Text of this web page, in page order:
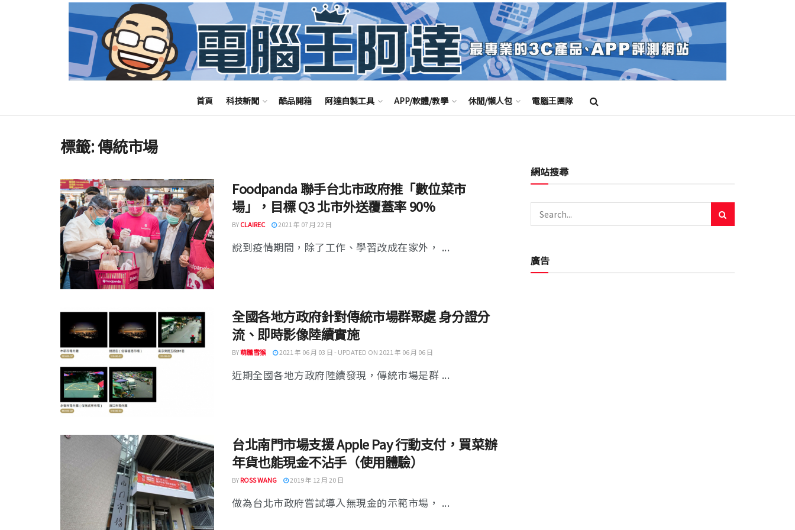
首頁 科技新聞 酷品開箱 阿達自製工具 APP/軟體/教學 休閒/懶人包 電腦王團隊
標籤:傳統市場
Foodpanda 聯手台北市政府推「數位菜市
場」，目標 Q3 北市外送覆蓋率 90%
BYCLAIREC 2021 年 07 月 22 日
說到疫情期間，除了工作、學習改成在家外， ...
全國各地方政府針對傳統市場群聚處 身分證分
流、即時影像陸續實施
BY萌朧雪猴 2021 年 06 月 03 日 - UPDATED ON 2021 年 06 月 06 日
近期全國各地方政府陸續發現，傳統市場是群 ...
台北南門市場支援 Apple Pay 行動支付，買菜辦
年貨也能現金不沾手（使用體驗）
BYROSS WANG 2019 年 12 月 20 日
做為台北市政府嘗試導入無現金的示範市場， ...
網站搜尋
廣告